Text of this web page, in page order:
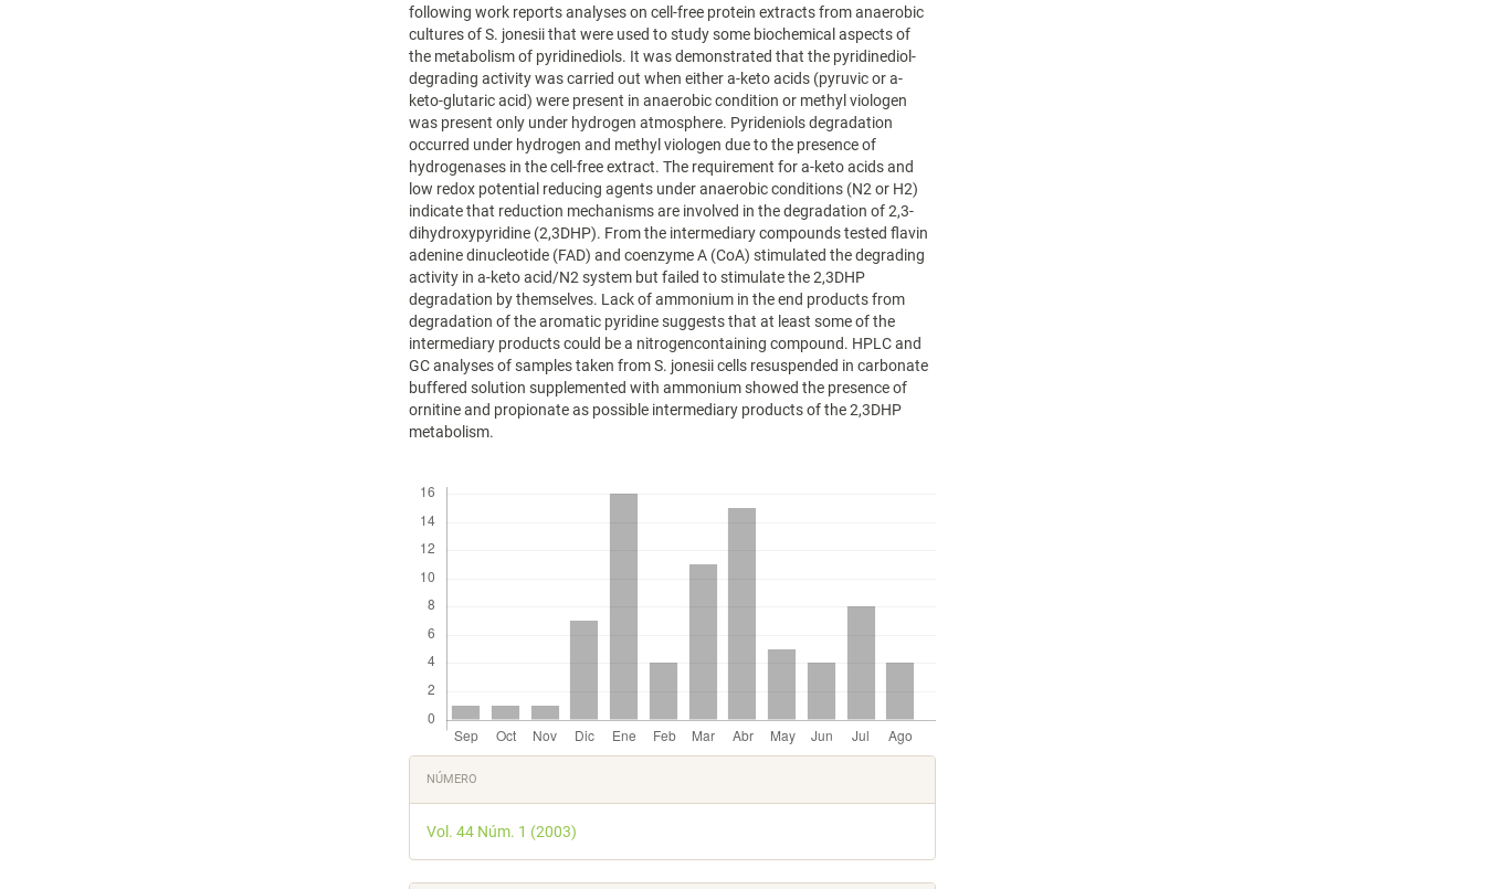
following work reports analyses on cell-free protein extracts from anaerobic
cultures of S. jonesii that were used to study some biochemical aspects of
the metabolism of pyridinediols. It was demonstrated that the pyridinediol-
degrading activity was carried out when either a-keto acids (pyruvic or a-
keto-glutaric acid) were present in anaerobic condition or methyl viologen
was present only under hydrogen atmosphere. Pyrideniols degradation
occurred under hydrogen and methyl viologen due to the presence of
hydrogenases in the cell-free extract. The requirement for a-keto acids and
low redox potential reducing agents under anaerobic conditions (N2 or H2)
indicate that reduction mechanisms are involved in the degradation of 2,3-
dihydroxypyridine (2,3DHP). From the intermediary compounds tested flavin
adenine dinucleotide (FAD) and coenzyme A (CoA) stimulated the degrading
activity in a-keto acid/N2 system but failed to stimulate the 2,3DHP
degradation by themselves. Lack of ammonium in the end products from
degradation of the aromatic pyridine suggests that at least some of the
intermediary products could be a nitrogencontaining compound. HPLC and
GC analyses of samples taken from S. jonesii cells resuspended in carbonate
buffered solution supplemented with ammonium showed the presence of
ornitine and propionate as possible intermediary products of the 2,3DHP
metabolism.
Detalles
del
artículo
NÚMERO
Vol. 44 Núm. 1 (2003)